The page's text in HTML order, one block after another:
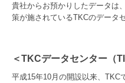
貴社からお預かりしたデータは
策が施されているTKCのデータ
＜TKCデータセンター（
平成15年10月の開設以来、TKC